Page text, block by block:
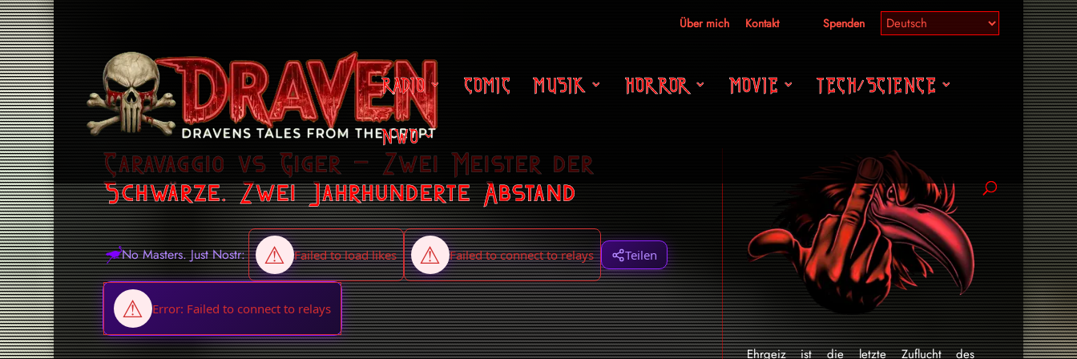
Über mich Kontakt Spenden
RADIO COMIC MUSIK HORROR MOVIE TECH/SCIENCE
NWO
Caravaggio vs Giger – Zwei Meister der
Schwärze. Zwei Jahrhunderte Abstand
No Masters. Just Nostr: Teilen
Ehrgeiz ist die letzte Zuflucht des